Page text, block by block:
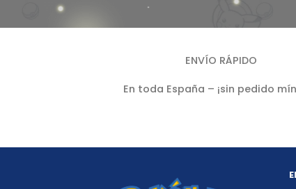
ENVÍO RÁPIDO
En toda España – ¡sin pedido